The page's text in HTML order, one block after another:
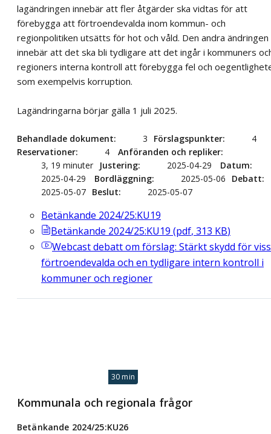
lagändringen innebär att fler åtgärder ska vidtas för att
förebygga att förtroendevalda inom kommun- och
regionpolitiken utsätts för hot och våld. Den andra ändringen
innebär att det ska bli tydligare att det ingår i kommuners
regioners interna kontroll att förebygga fel och
som exempelvis korruption.
Lagändringarna börjar gälla 1 juli 2025.
Behandlade dokument 3 Förslagspunkter
4
Reservationer
4
Anföranden och repliker
3, 19 minuter
Justering 2025-04-29
Datum
2025-04-29
Bordläggning 2025-05-06
Debatt
2025-05-07 Beslut 2025-05-07
Betänkande 2024/25:KU19
Betänkande 2024/25:KU19 (pdf, 313 KB)
Webcastdebatt om förslag: Stärkt skydd för
förtroendevalda och en tydligare intern kontroll i
kommuner och regioner
30 min
Kommunala och regionala frågor
Betänkande 2024/25:KU26